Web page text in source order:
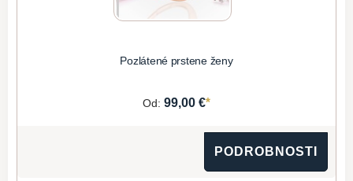
Pozlátené prstene ženy
Od: 99,00 €*
PODROBNOSTI